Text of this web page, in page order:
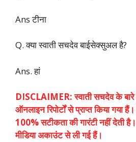
Ans टीना
Q. क्या स्वाती सचदेव बाईसेक्सुअल है?
Ans. हां
DISCLAIMER:स्वाती सचदेवके बारे
ऑनलाइन रिपोर्टों से प्राप्त किया गया
100% सटीकता की गारंटी नहीं देती
मीडिया अकाउंट से ली गई हैं।